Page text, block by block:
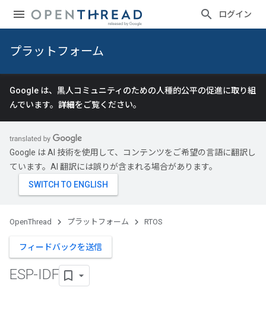
ログイン
プラットフォーム
Google は、黒人コミュニティのための人種的公平の促進に取り組
んでいます。 詳細をご覧ください。
Google は AI 技術を使用して、コンテンツをご希望の言語に翻訳し
ています。AI 翻訳には誤りが含まれる場合があります。
OpenThread プラットフォーム RTOS
フィードバックを送信
ESP-IDF